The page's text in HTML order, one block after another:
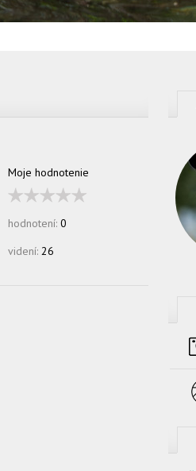
Moje hodnotenie
hodnotení: 0
videní: 26